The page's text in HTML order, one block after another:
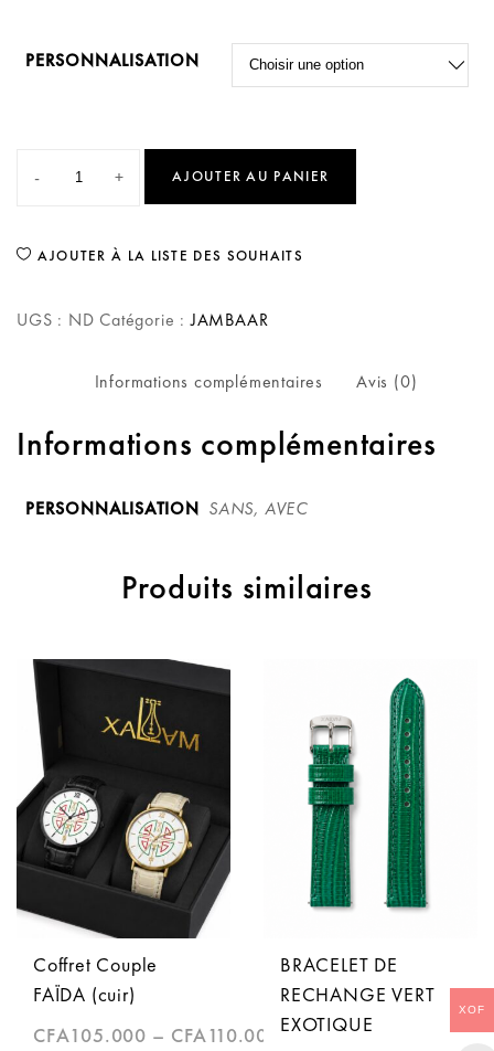
PERSONNALISATION
- + AJOUTER AU PANIER
AJOUTER À LA LISTE DES SOUHAITS
UGS : ND Catégorie :JAMBAAR
Informations complémentaires Avis (0)
Informations complémentaires
PERSONNALISATION SANS, AVEC
Produits similaires
Coffret Couple
FAÏDA (cuir)
CFA105.000 – CFA110.000
BRACELET DE
RECHANGE VERT
EXOTIQUE
XOF